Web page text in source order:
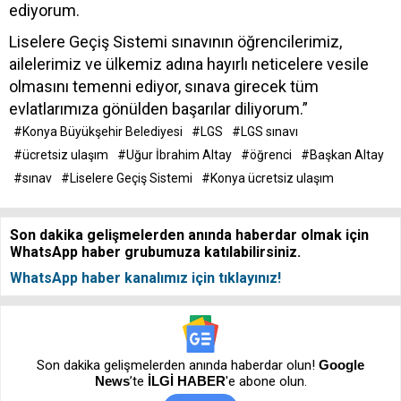
ediyorum.
Liselere Geçiş Sistemi sınavının öğrencilerimiz,
ailelerimiz ve ülkemiz adına hayırlı neticelere vesile
olmasını temenni ediyor, sınava girecek tüm
evlatlarımıza gönülden başarılar diliyorum.”
#Konya Büyükşehir Belediyesi #LGS
#LGS sınavı
#ücretsiz ulaşım
#Uğur İbrahim Altay #öğrenci
#Başkan Altay
#sınav
#Liselere Geçiş Sistemi #Konya ücretsiz ulaşım
Son dakika gelişmelerden anında haberdar olmak için
WhatsApp haber grubumuza katılabilirsiniz.
WhatsApp haber kanalımız için tıklayınız!
Son dakika gelişmelerden anında haberdar olun! Google
News’te İLGİ HABER'e abone olun.